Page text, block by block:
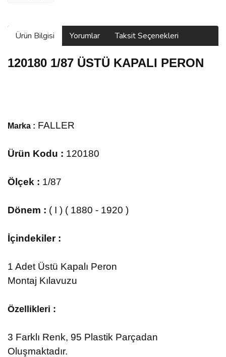
Ürün Bilgisi Yorumlar Taksit Seçenekleri
120180 1/87 ÜSTÜ KAPALI PERON
Marka : FALLER
Ürün Kodu : 120180
Ölçek : 1/87
Dönem : ( I ) ( 1880 - 1920 )
İçindekiler :
1 Adet Üstü Kapalı Peron
Montaj Kılavuzu
Özellikleri :
3 Farklı Renk, 95 Plastik Parçadan
Oluşmaktadır.